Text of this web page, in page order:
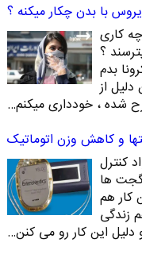
با بدن چکار میکنه ؟
کاری
؟
بدم
از
شده ، خودداری میکنم…
کنترل
گجت ها
کار هم
زندگی
این کار رو می کنن…